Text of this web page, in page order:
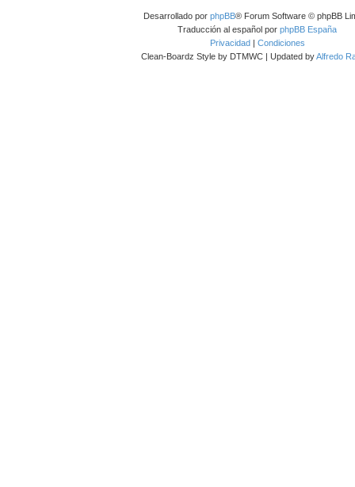
Desarrollado por phpBB® Forum Software © phpBB
Traducción al español por phpBB España
Privacidad | Condiciones
Clean-Boardz Style by DTMWC | Updated byAlfredo